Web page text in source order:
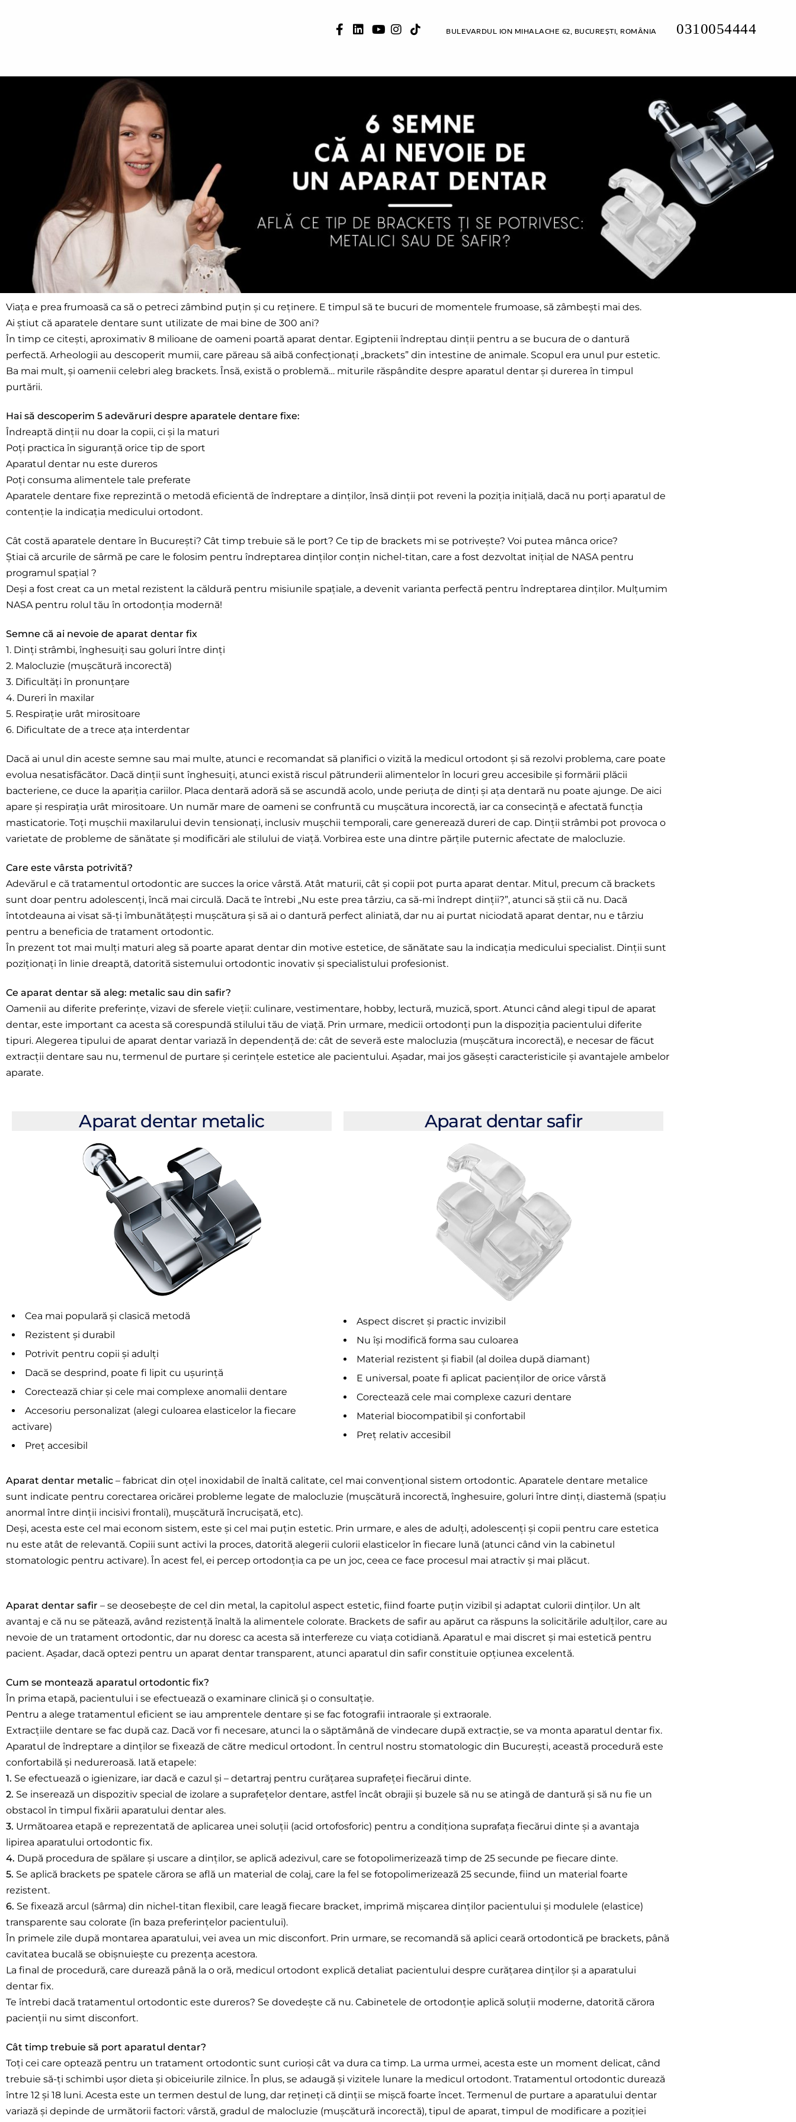
BULEVARDUL ION MIHALACHE 62, BUCUREȘTI, ROMÂNIA 0310054444
Viața e prea frumoasă ca să o petreci zâmbind puțin și cu reținere. E timpul să te bucuri de momentele frumoase, să zâmbești mai des.
Ai știut că aparatele dentare sunt utilizate de mai bine de 300 ani?
În timp ce citești, aproximativ 8 milioane de oameni poartă aparat dentar. Egiptenii îndreptau dinții pentru a se bucura de o dantură
perfectă. Arheologii au descoperit mumii, care păreau să aibă confecționați „brackets” din intestine de animale. Scopul era unul pur estetic.
Ba mai mult, și oamenii celebri aleg brackets. Însă, există o problemă… miturile răspândite despre aparatul dentar și durerea în timpul
purtării.
Hai să descoperim 5 adevăruri despre aparatele dentare fixe:
Îndreaptă dinții nu doar la copii, ci și la maturi
Poți practica în siguranță orice tip de sport
Aparatul dentar nu este dureros
Poți consuma alimentele tale preferate
Aparatele dentare fixe reprezintă o metodă eficientă de îndreptare a dinților, însă dinții pot reveni la poziția inițială, dacă nu porți aparatul de
contenție la indicația medicului ortodont.
Cât costă aparatele dentare în București? Cât timp trebuie să le port? Ce tip de brackets mi se potrivește? Voi putea mânca orice?
Știai că arcurile de sârmă pe care le folosim pentru îndreptarea dinților conțin nichel-titan, care a fost dezvoltat inițial de NASA pentru
programul spațial ?
Deși a fost creat ca un metal rezistent la căldură pentru misiunile spațiale, a devenit varianta perfectă pentru îndreptarea dinților. Mulțumim
NASA pentru rolul tău în ortodonția modernă!
Semne că ai nevoie de aparat dentar fix
1. Dinți strâmbi, înghesuiți sau goluri între dinți
2. Malocluzie (mușcătură incorectă)
3. Dificultăți în pronunțare
4. Dureri în maxilar
5. Respirație urât mirositoare
6. Dificultate de a trece ața interdentar
Dacă ai unul din aceste semne sau mai multe, atunci e recomandat să planifici o vizită la medicul ortodont și să rezolvi problema, care poate
evolua nesatisfăcător. Dacă dinții sunt înghesuiți, atunci există riscul pătrunderii alimentelor în locuri greu accesibile și formării plăcii
bacteriene, ce duce la apariția cariilor. Placa dentară adoră să se ascundă acolo, unde periuța de dinți și ața dentară nu poate ajunge. De aici
apare și respirația urât mirositoare. Un număr mare de oameni se confruntă cu mușcătura incorectă, iar ca consecință e afectată funcția
masticatorie. Toți mușchii maxilarului devin tensionați, inclusiv mușchii temporali, care generează dureri de cap. Dinții strâmbi pot provoca o
varietate de probleme de sănătate și modificări ale stilului de viață. Vorbirea este una dintre părțile puternic afectate de malocluzie.
Care este vârsta potrivită?
Adevărul e că tratamentul ortodontic are succes la orice vârstă. Atât maturii, cât și copii pot purta aparat dentar. Mitul, precum că brackets
sunt doar pentru adolescenți, încă mai circulă. Dacă te întrebi „Nu este prea târziu, ca să-mi îndrept dinții?”, atunci să știi că nu. Dacă
întotdeauna ai visat să-ți îmbunătățești mușcătura și să ai o dantură perfect aliniată, dar nu ai purtat niciodată aparat dentar, nu e târziu
pentru a beneficia de tratament ortodontic.
În prezent tot mai mulți maturi aleg să poarte aparat dentar din motive estetice, de sănătate sau la indicația medicului specialist. Dinții sunt
poziționați în linie dreaptă, datorită sistemului ortodontic inovativ și specialistului profesionist.
Ce aparat dentar să aleg: metalic sau din safir?
Oamenii au diferite preferințe, vizavi de sferele vieții: culinare, vestimentare, hobby, lectură, muzică, sport. Atunci când alegi tipul de aparat
dentar, este important ca acesta să corespundă stilului tău de viață. Prin urmare, medicii ortodonți pun la dispoziția pacientului diferite
tipuri. Alegerea tipului de aparat dentar variază în dependență de: cât de severă este malocluzia (mușcătura incorectă), e necesar de făcut
extracții dentare sau nu, termenul de purtare și cerințele estetice ale pacientului. Așadar, mai jos găsești caracteristicile și avantajele ambelor
aparate.
Aparat dentar metalic
Cea mai populară și clasică metodă
Rezistent și durabil
Potrivit pentru copii și adulți
Dacă se desprind, poate fi lipit cu ușurință
Corectează chiar și cele mai complexe anomalii dentare
Accesoriu personalizat (alegi culoarea elasticelor la fiecare
activare)
Preț accesibil
Aparat dentar safir
Aspect discret și practic invizibil
Nu își modifică forma sau culoarea
Material rezistent și fiabil (al doilea după diamant)
E universal, poate fi aplicat pacienților de orice vârstă
Corectează cele mai complexe cazuri dentare
Material biocompatibil și confortabil
Preț relativ accesibil
Aparat dentar metalic – fabricat din oțel inoxidabil de înaltă calitate, cel mai convențional sistem ortodontic. Aparatele dentare metalice
sunt indicate pentru corectarea oricărei probleme legate de malocluzie (mușcătură incorectă, înghesuire, goluri între dinți, diastemă (spațiu
anormal între dinții incisivi frontali), mușcătură încrucișată, etc).
Deși, acesta este cel mai econom sistem, este și cel mai puțin estetic. Prin urmare, e ales de adulți, adolescenți și copii pentru care estetica
nu este atât de relevantă. Copiii sunt activi la proces, datorită alegerii culorii elasticelor în fiecare lună (atunci când vin la cabinetul
stomatologic pentru activare). În acest fel, ei percep ortodonția ca pe un joc, ceea ce face procesul mai atractiv și mai plăcut.
Aparat dentar safir – se deosebește de cel din metal, la capitolul aspect estetic, fiind foarte puțin vizibil și adaptat culorii dinților. Un alt
avantaj e că nu se pătează, având rezistență înaltă la alimentele colorate. Brackets de safir au apărut ca răspuns la solicitările adulților, care au
nevoie de un tratament ortodontic, dar nu doresc ca acesta să interfereze cu viața cotidiană. Aparatul e mai discret și mai estetică pentru
pacient. Așadar, dacă optezi pentru un aparat dentar transparent, atunci aparatul din safir constituie opțiunea excelentă.
Cum se montează aparatul ortodontic fix?
În prima etapă, pacientului i se efectuează o examinare clinică și o consultație.
Pentru a alege tratamentul eficient se iau amprentele dentare și se fac fotografii intraorale și extraorale.
Extracțiile dentare se fac după caz. Dacă vor fi necesare, atunci la o săptămână de vindecare după extracție, se va monta aparatul dentar fix.
Aparatul de îndreptare a dinților se fixează de către medicul ortodont. În centrul nostru stomatologic din București, această procedură este
confortabilă și nedureroasă. Iată etapele:
1. Se efectuează o igienizare, iar dacă e cazul și – detartraj pentru curățarea suprafeței fiecărui dinte.
2. Se inserează un dispozitiv special de izolare a suprafețelor dentare, astfel încât obrajii și buzele să nu se atingă de dantură și să nu fie un
obstacol în timpul fixării aparatului dentar ales.
3. Următoarea etapă e reprezentată de aplicarea unei soluții (acid ortofosforic) pentru a condiționa suprafața fiecărui dinte și a avantaja
lipirea aparatului ortodontic fix.
4. După procedura de spălare și uscare a dinților, se aplică adezivul, care se fotopolimerizează timp de 25 secunde pe fiecare dinte.
5. Se aplică brackets pe spatele cărora se află un material de colaj, care la fel se fotopolimerizează 25 secunde, fiind un material foarte
rezistent.
6. Se fixează arcul (sârma) din nichel-titan flexibil, care leagă fiecare bracket, imprimă mișcarea dinților pacientului și modulele (elastice)
transparente sau colorate (în baza preferințelor pacientului).
În primele zile după montarea aparatului, vei avea un mic disconfort. Prin urmare, se recomandă să aplici ceară ortodontică pe brackets, până
cavitatea bucală se obișnuiește cu prezența acestora.
La final de procedură, care durează până la o oră, medicul ortodont explică detaliat pacientului despre curățarea dinților și a aparatului
dentar fix.
Te întrebi dacă tratamentul ortodontic este dureros? Se dovedește că nu. Cabinetele de ortodonție aplică soluții moderne, datorită cărora
pacienții nu simt disconfort.
Cât timp trebuie să port aparatul dentar?
Toți cei care optează pentru un tratament ortodontic sunt curioși cât va dura ca timp. La urma urmei, acesta este un moment delicat, când
trebuie să-ți schimbi ușor dieta și obiceiurile zilnice. În plus, se adaugă și vizitele lunare la medicul ortodont. Tratamentul ortodontic durează
între 12 și 18 luni. Acesta este un termen destul de lung, dar rețineți că dinții se mișcă foarte încet. Termenul de purtare a aparatului dentar
variază și depinde de următorii factori: vârstă, gradul de malocluzie (mușcătură incorectă), tipul de aparat, timpul de modificare a poziției